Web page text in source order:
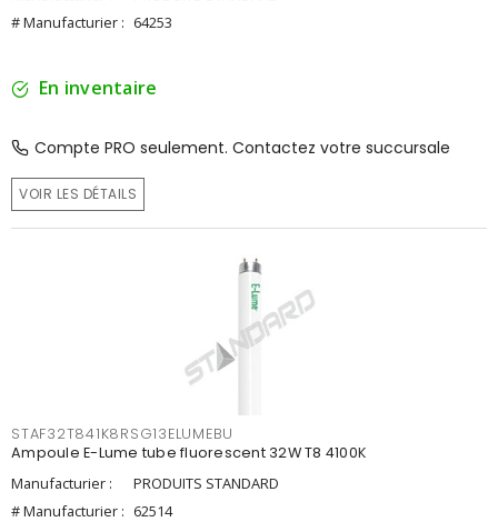
# Manufacturier : 64253
En inventaire
Compte PRO seulement. Contactez votre succursale
VOIR LES DÉTAILS
STAF32T841K8RSG13ELUMEBU
Ampoule E-Lume tube fluorescent 32W T8 4100K
Manufacturier :
PRODUITS STANDARD
# Manufacturier : 62514